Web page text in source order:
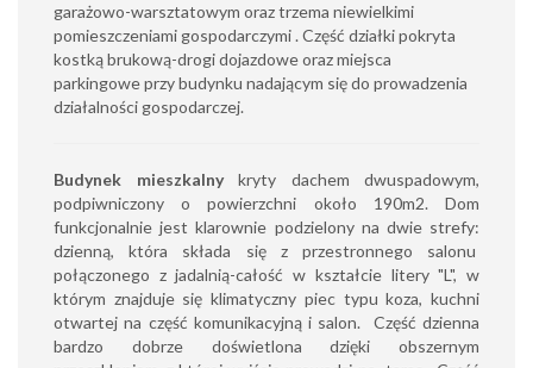
garażowo-warsztatowym oraz trzema niewielkimi
pomieszczeniami gospodarczymi . Część działki pokryta
kostką brukową-drogi dojazdowe oraz miejsca
parkingowe przy budynku nadającym się do prowadzenia
działalności gospodarczej.
Budynek mieszkalnykryty dachem dwuspadowym,
podpiwniczony o powierzchni około 190m2. Dom
funkcjonalnie jest klarownie podzielony na dwie strefy:
dzienną, która składa się z przestronnego salonu
połączonego z jadalnią-całość w kształcie litery "L", w
którym znajduje się klimatyczny piec typu koza, kuchni
otwartej na część komunikacyjną i salon. Część dzienna
bardzo dobrze doświetlona dzięki obszernym